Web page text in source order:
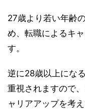
27歳より若い年齢
め、転職によるキ
す。
逆に28歳以上にな
重視されますので
ャリアアップを考